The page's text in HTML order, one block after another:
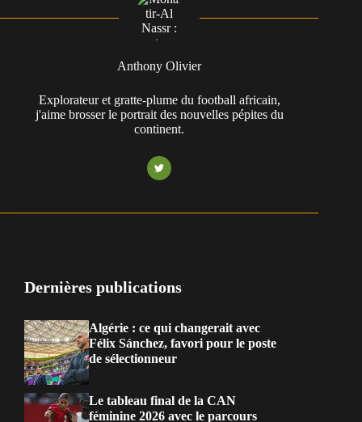
Anthony Olivier
Explorateur et gratte-plume du football africain,
j'aime brosser le portrait des nouvelles pépites du
continent.
Dernières publications
Algérie : ce qui changerait avec
Félix Sánchez, favori pour le poste
de sélectionneur
Le tableau final de la CAN
féminine 2026 avec le parcours